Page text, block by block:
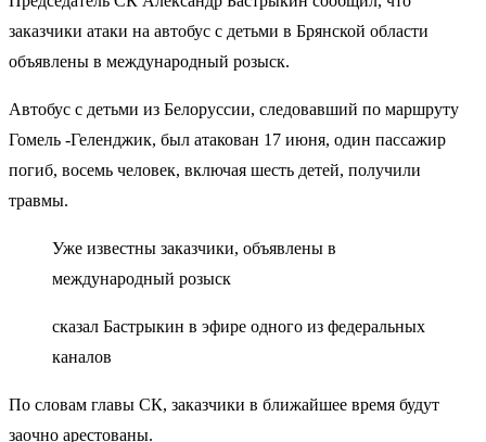
заказчики атаки на автобус с детьми в Брянской области
объявлены в международный розыск.
Автобус с детьми из Белоруссии, следовавший по маршруту
Гомель -Геленджик, был атакован 17 июня, один пассажир
погиб, восемь человек, включая шесть детей, получили
травмы.
Уже известны заказчики, объявлены в
международный розыск
сказал Бастрыкин в эфире одного из федеральных
каналов
По словам главы СК, заказчики в ближайшее время будут
заочно арестованы.